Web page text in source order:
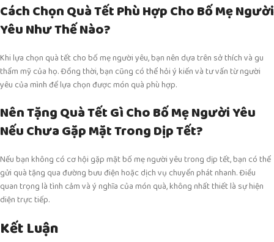
Cách Chọn Quà Tết Phù Hợp Cho Bố Mẹ Người
Yêu Như Thế Nào?
Khi lựa chọn quà tết cho bố mẹ người yêu, bạn nên dựa trên sở thích và gu
thẩm mỹ của họ. Đồng thời, bạn cũng có thể hỏi ý kiến và tư vấn từ người
yêu của mình để lựa chọn được món quà phù hợp.
Nên Tặng Quà Tết Gì Cho Bố Mẹ Người Yêu
Nếu Chưa Gặp Mặt Trong Dịp Tết?
Nếu bạn không có cơ hội gặp mặt bố mẹ người yêu trong dịp tết, bạn có thể
gửi quà tặng qua đường bưu điện hoặc dịch vụ chuyển phát nhanh. Điều
quan trọng là tình cảm và ý nghĩa của món quà, không nhất thiết là sự hiện
diện trực tiếp.
Kết Luận